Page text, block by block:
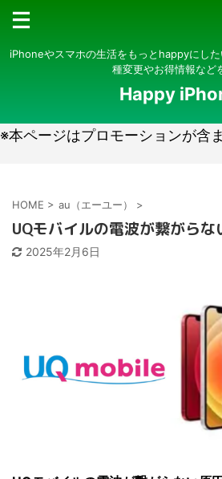
iPhoneやスマホの生活をもっとhappyにし
種変更やお得情報など
Happy
※本ページはプロモーションが含
HOME > au（エーユー） >
UQモバイルの電波が繋がら
2025年2月6日